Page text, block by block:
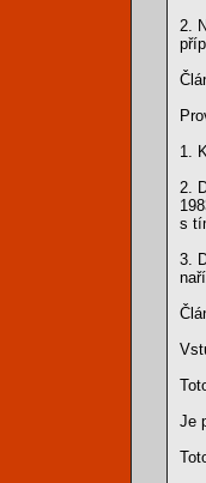
2.
1.
2.
s
3.
Je